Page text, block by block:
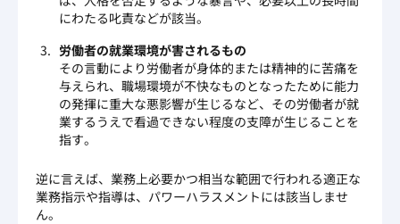
にわたる叱責などが該当。
労働者の就業環境が害されるもの
その言動により労働者が身体的または精神的に苦痛を
与えられ、職場環境が不快なものとなったために能力
の発揮に重大な悪影響が生じるなど、その労働者が就
業するうえで看過できない程度の支障が生じることを
指す。
逆に言えば、業務上必要かつ相当な範囲で行われる適正な
業務指示や指導は、パワーハラスメントには該当しませ
ん。